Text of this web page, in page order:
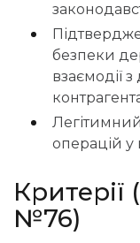
безпеки
взаємодії
операцій у
№76)